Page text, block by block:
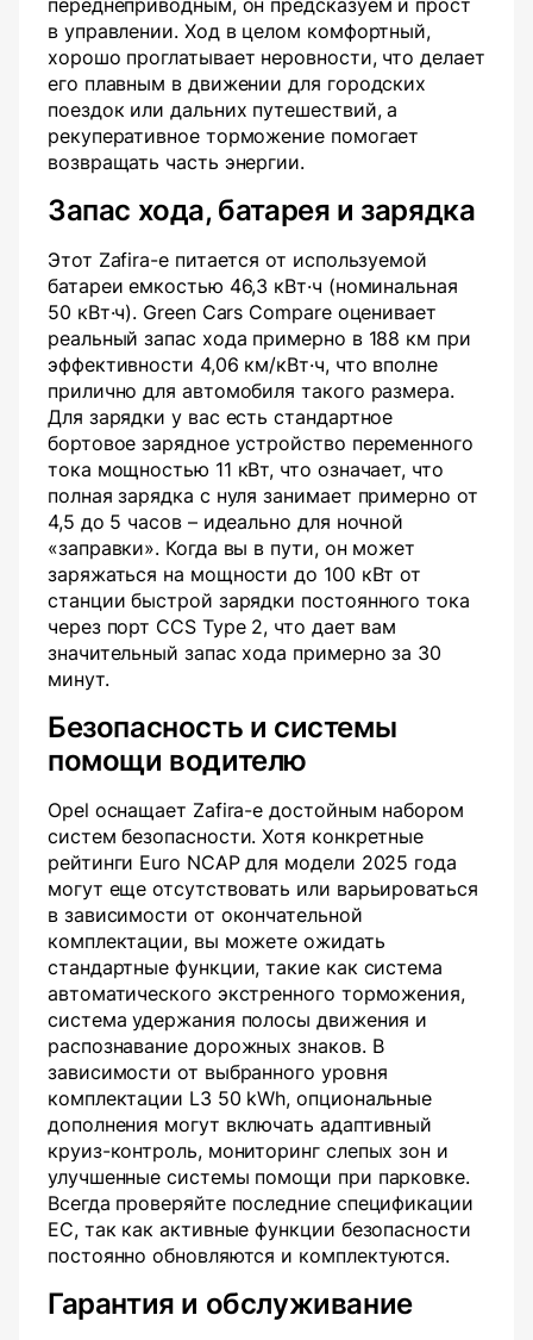
переднеприводным, он предсказуем и прост
в управлении. Ход в целом комфортный,
хорошо проглатывает неровности, что делает
его плавным в движении для городских
поездок или дальних путешествий, а
рекуперативное торможение помогает
возвращать часть энергии.
Запас хода, батарея и зарядка
Этот Zafira-e питается от используемой
батареи емкостью 46,3 кВт·ч (номинальная
50 кВт·ч). Green Cars Compare оценивает
реальный запас хода примерно в 188 км при
эффективности 4,06 км/кВт·ч, что вполне
прилично для автомобиля такого размера.
Для зарядки у вас есть стандартное
бортовое зарядное устройство переменного
тока мощностью 11 кВт, что означает, что
полная зарядка с нуля занимает примерно от
4,5 до 5 часов – идеально для ночной
«заправки». Когда вы в пути, он может
заряжаться на мощности до 100 кВт от
станции быстрой зарядки постоянного тока
через порт CCS Type 2, что дает вам
значительный запас хода примерно за 30
минут.
Безопасность и системы
помощи водителю
Opel оснащает Zafira-e достойным набором
систем безопасности. Хотя конкретные
рейтинги Euro NCAP для модели 2025 года
могут еще отсутствовать или варьироваться
в зависимости от окончательной
комплектации, вы можете ожидать
стандартные функции, такие как система
автоматического экстренного торможения,
система удержания полосы движения и
распознавание дорожных знаков. В
зависимости от выбранного уровня
комплектации L3 50 kWh, опциональные
дополнения могут включать адаптивный
круиз-контроль, мониторинг слепых зон и
улучшенные системы помощи при парковке.
Всегда проверяйте последние спецификации
ЕС, так как активные функции безопасности
постоянно обновляются и комплектуются.
Гарантия и обслуживание